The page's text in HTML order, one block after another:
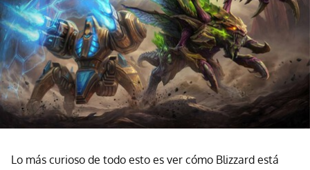
Lo más curioso de todo esto es ver cómo Blizzard está